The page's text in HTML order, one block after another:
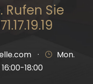
Rufen Sie
·
Mon.
18:00